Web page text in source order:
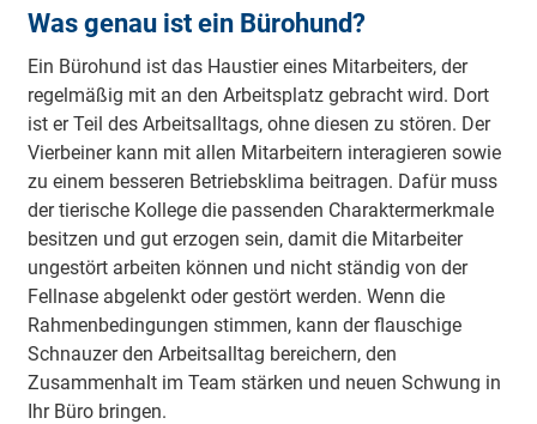
Was genau ist ein Bürohund?
Ein Bürohund ist das Haustier eines Mitarbeiters, der
regelmäßig mit an den Arbeitsplatz gebracht wird. Dort
ist er Teil des Arbeitsalltags, ohne diesen zu stören. Der
Vierbeiner kann mit allen Mitarbeitern interagieren sowie
zu einem besseren Betriebsklima beitragen. Dafür muss
der tierische Kollege die passenden Charaktermerkmale
besitzen und gut erzogen sein, damit die Mitarbeiter
ungestört arbeiten können und nicht ständig von der
Fellnase abgelenkt oder gestört werden. Wenn die
Rahmenbedingungen stimmen, kann der flauschige
Schnauzer den Arbeitsalltag bereichern, den
Zusammenhalt im Team stärken und neuen Schwung in
Ihr Büro bringen.